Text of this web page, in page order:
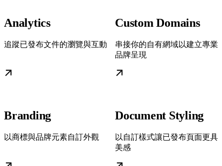
Analytics
追蹤已發布文件的瀏覽與互動
Custom Domains
串接你的自有網域以建立專業
品牌呈現
Branding
以商標與品牌元素自訂外觀
Document Styling
以自訂樣式讓已發布頁面更具
美感